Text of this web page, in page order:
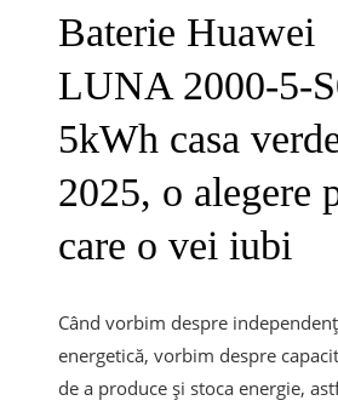
Baterie Huawei
LUNA 2000-5-
5kWh casa
2025, o alegere
care o vei iubi
Când vorbim despre
energetică, vorbim despre
de a produce și stoca energie,